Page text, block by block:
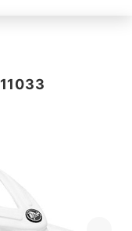
11033